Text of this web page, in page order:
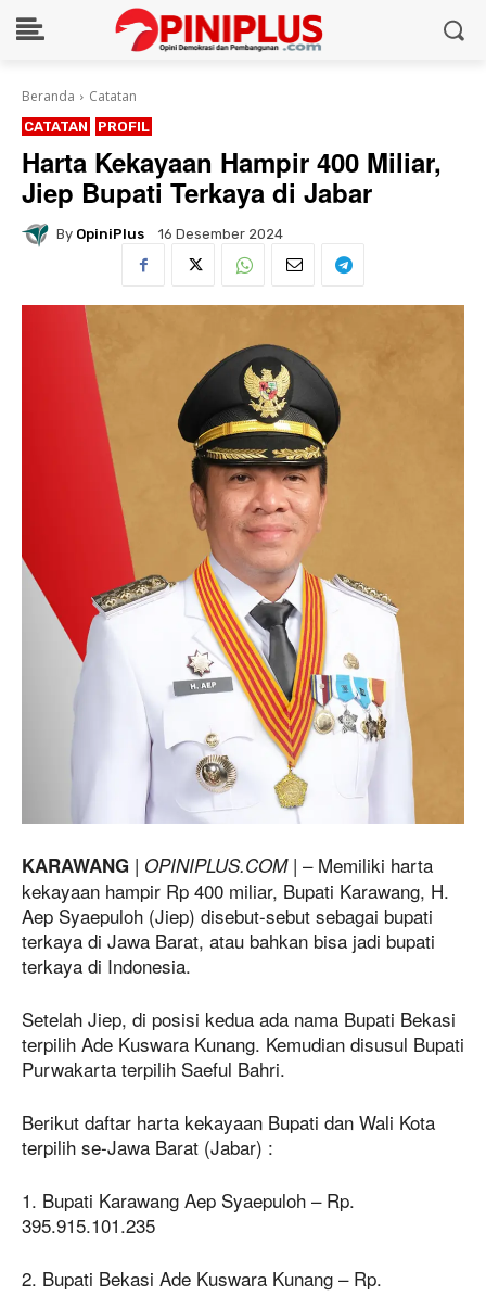
Beranda Catatan
CATATAN PROFIL
Harta Kekayaan Hampir 400 Miliar,
Jiep Bupati Terkaya di Jabar
By OpiniPlus 16 Desember 2024
KARAWANG | OPINIPLUS.COM| – Memiliki harta
kekayaan hampir Rp 400 miliar, Bupati Karawang, H.
Aep Syaepuloh (Jiep) disebut-sebut sebagai bupati
terkaya di Jawa Barat, atau bahkan bisa jadi bupati
terkaya di Indonesia.
Setelah Jiep, di posisi kedua ada nama Bupati Bekasi
terpilih Ade Kuswara Kunang. Kemudian disusul Bupati
Purwakarta terpilih Saeful Bahri.
Berikut daftar harta kekayaan Bupati dan Wali Kota
terpilih se-Jawa Barat (Jabar) :
1. Bupati Karawang Aep Syaepuloh – Rp.
395.915.101.235
2. Bupati Bekasi Ade Kuswara Kunang – Rp.